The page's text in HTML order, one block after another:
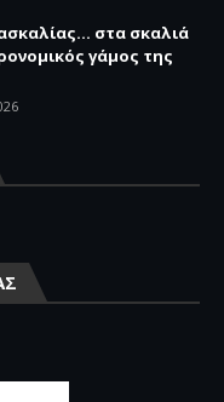
στα σκαλιά
γάμος της